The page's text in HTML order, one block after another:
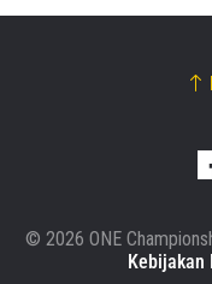
© 2026 ONE
Kebijakan